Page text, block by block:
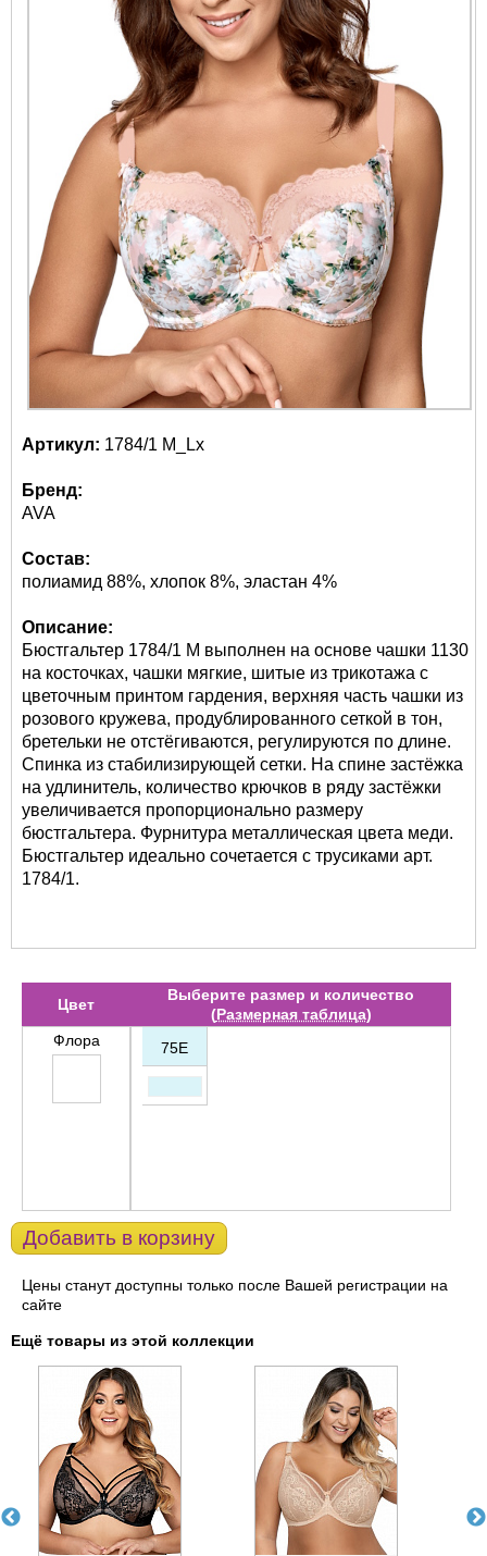
Артикул: 1784/1 M_Lx
Бренд:
AVA
Состав:
полиамид 88%, хлопок 8%, эластан 4%
Описание:
Бюстгальтер 1784/1 M выполнен на основе чашки 1130
на косточках, чашки мягкие, шитые из трикотажа с
цветочным принтом гардения, верхняя часть чашки из
розового кружева, продублированного сеткой в тон,
бретельки не отстёгиваются, регулируются по длине.
Спинка из стабилизирующей сетки. На спине застёжка
на удлинитель, количество крючков в ряду застёжки
увеличивается пропорционально размеру
бюстгальтера. Фурнитура металлическая цвета меди.
Бюстгальтер идеально сочетается с трусиками арт.
1784/1.
Цвет
Выберите размер и количество
(Размерная таблица)
Флора
75E
Добавить в корзину
Цены станут доступны только после Вашей регистрации на
сайте
Ещё товары из этой коллекции